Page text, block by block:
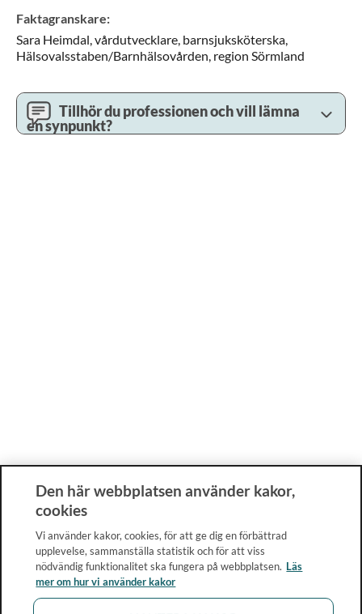
Faktagranskare:
Sara Heimdal,vårdutvecklare, barnsjuksköterska,
Hälsovalsstaben/Barnhälsovården, region Sörmland
Tillhör du professionen och vill lämna
en synpunkt?
Den här webbplatsen använder kakor,
cookies
Vi använder kakor, cookies, för att ge dig en förbättrad
upplevelse, sammanställa statistik och för att viss
nödvändig funktionalitet ska fungera på webbplatsen. Läs
mer om hur vi använder kakor